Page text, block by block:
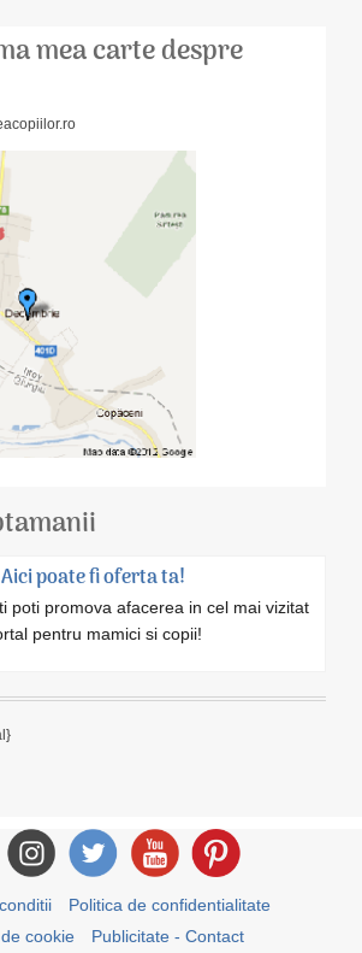
mea carte despre
Aici poate fi oferta ta!
poti promova afacerea in cel mai vizitat
pentru mamici si copii!
Politica de confidentialitate
cookie
Publicitate - Contact